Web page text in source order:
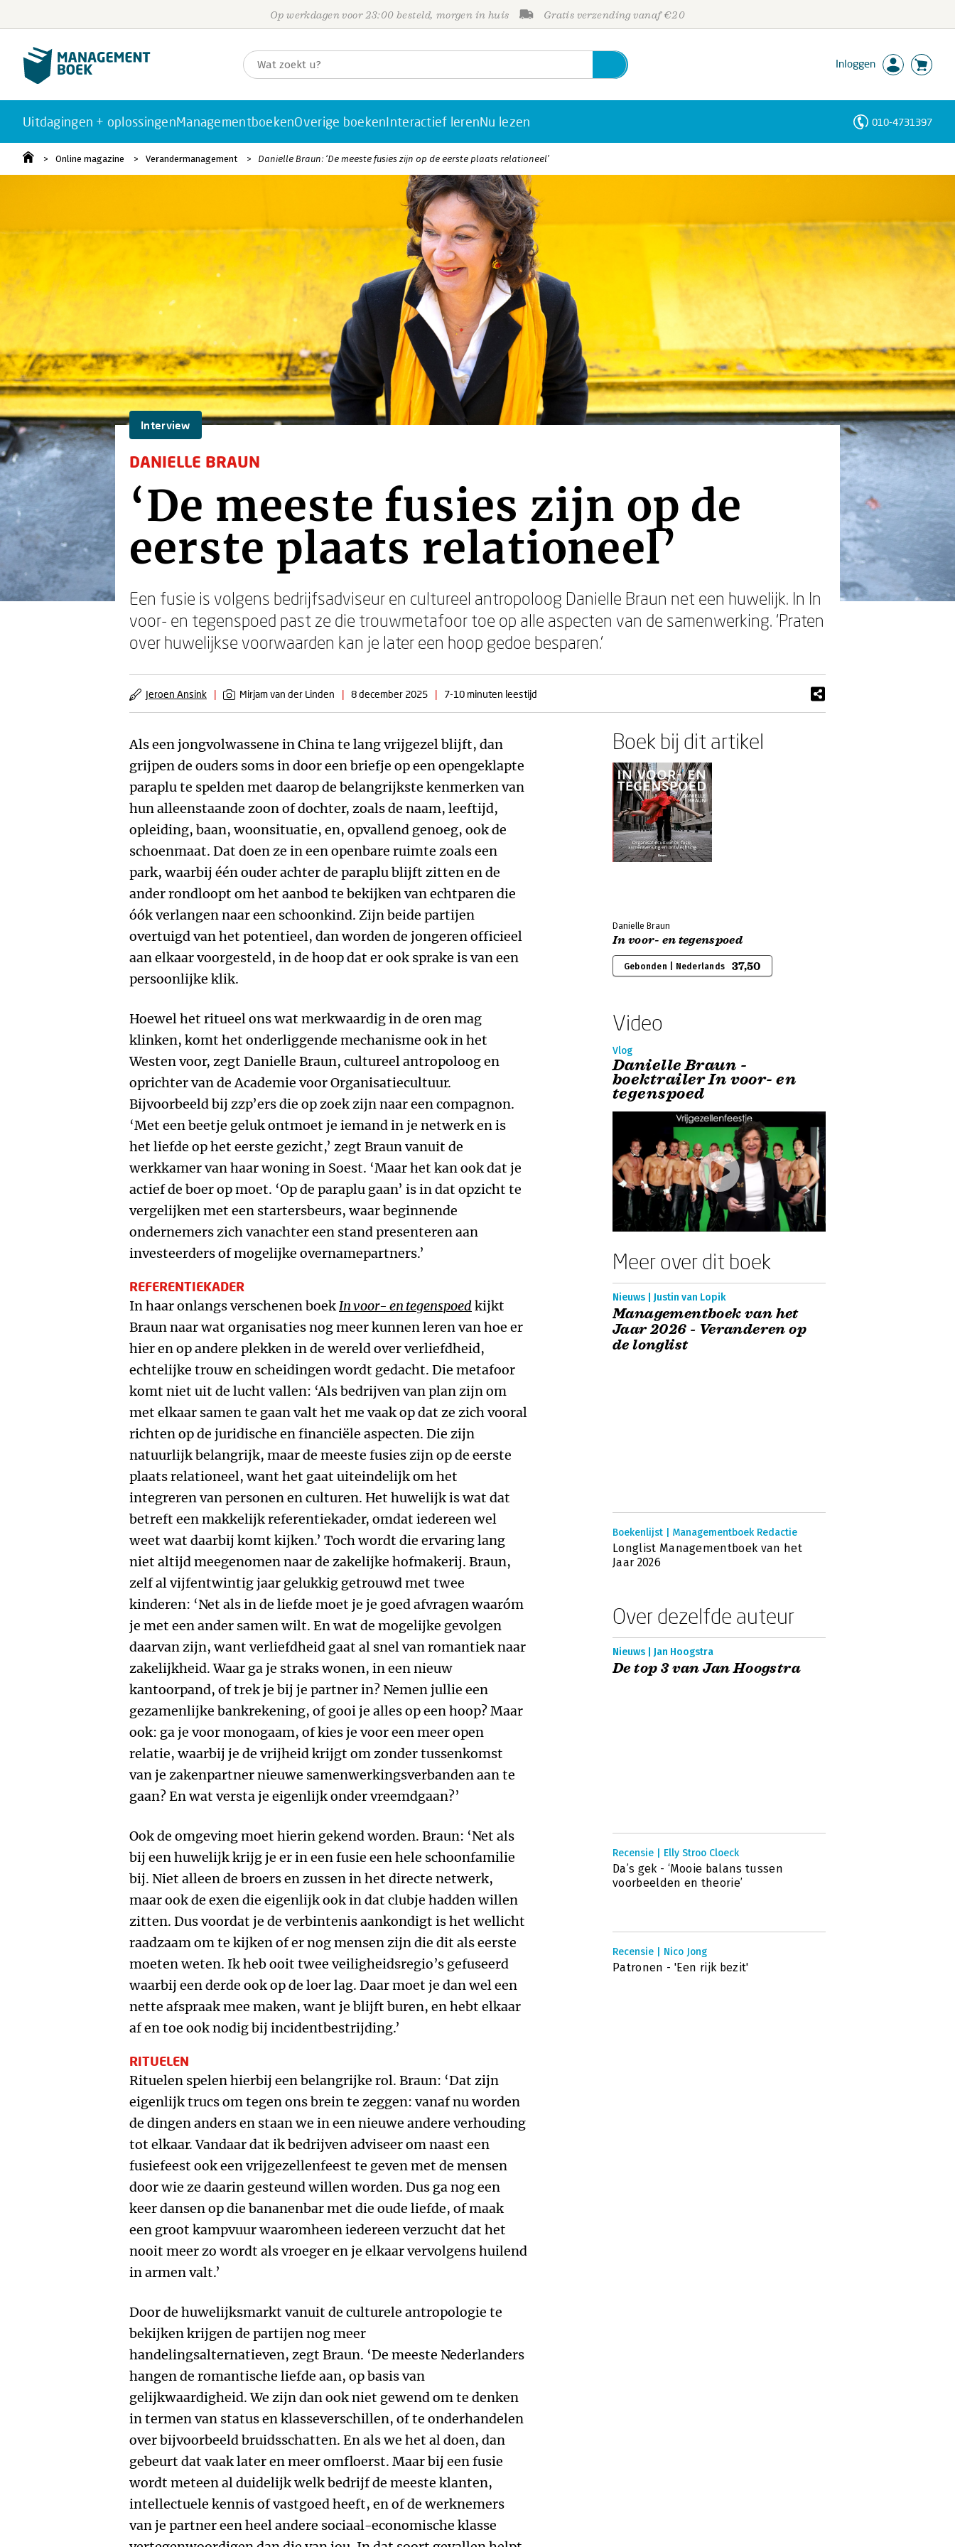
Op werkdagen voor 23:00 besteld, morgen in huis Gratis verzending vanaf €20
Inloggen
Uitdagingen + oplossingenManagementboekenOverige boekenInteractief lerenNu lezen 010-4731397
Online magazine Verandermanagement Danielle Braun: ‘De meeste fusies zijn op de eerste plaats relationeel’
Interview
DANIELLE BRAUN
‘De meeste fusies zijn op de
eerste plaats relationeel’
Een fusie is volgens bedrijfsadviseur en cultureel antropoloog Danielle Braun net een huwelijk. In In
voor- en tegenspoed past ze die trouwmetafoor toe op alle aspecten van de samenwerking. ‘Praten
over huwelijkse voorwaarden kan je later een hoop gedoe besparen.’
Jeroen Ansink | Mirjam van der Linden | 8 december 2025 | 7-10 minuten leestijd
Als een jongvolwassene in China te lang vrijgezel blijft, dan
grijpen de ouders soms in door een briefje op een opengeklapte
paraplu te spelden met daarop de belangrijkste kenmerken van
hun alleenstaande zoon of dochter, zoals de naam, leeftijd,
opleiding, baan, woonsituatie, en, opvallend genoeg, ook de
schoenmaat. Dat doen ze in een openbare ruimte zoals een
park, waarbij één ouder achter de paraplu blijft zitten en de
ander rondloopt om het aanbod te bekijken van echtparen die
óók verlangen naar een schoonkind. Zijn beide partijen
overtuigd van het potentieel, dan worden de jongeren officieel
aan elkaar voorgesteld, in de hoop dat er ook sprake is van een
persoonlijke klik.
Hoewel het ritueel ons wat merkwaardig in de oren mag
klinken, komt het onderliggende mechanisme ook in het
Westen voor, zegt Danielle Braun, cultureel antropoloog en
oprichter van de Academie voor Organisatiecultuur.
Bijvoorbeeld bij zzp’ers die op zoek zijn naar een compagnon.
‘Met een beetje geluk ontmoet je iemand in je netwerk en is
het liefde op het eerste gezicht,’ zegt Braun vanuit de
werkkamer van haar woning in Soest. ‘Maar het kan ook dat je
actief de boer op moet. ‘Op de paraplu gaan’ is in dat opzicht te
vergelijken met een startersbeurs, waar beginnende
ondernemers zich vanachter een stand presenteren aan
investeerders of mogelijke overnamepartners.’
REFERENTIEKADER
In haar onlangs verschenen boekIn voor- en tegenspoedkijkt
Braun naar wat organisaties nog meer kunnen leren van hoe er
hier en op andere plekken in de wereld over verliefdheid,
echtelijke trouw en scheidingen wordt gedacht. Die metafoor
komt niet uit de lucht vallen: ‘Als bedrijven van plan zijn om
met elkaar samen te gaan valt het me vaak op dat ze zich vooral
richten op de juridische en financiële aspecten. Die zijn
natuurlijk belangrijk, maar de meeste fusies zijn op de eerste
plaats relationeel, want het gaat uiteindelijk om het
integreren van personen en culturen. Het huwelijk is wat dat
betreft een makkelijk referentiekader, omdat iedereen wel
weet wat daarbij komt kijken.’ Toch wordt die ervaring lang
niet altijd meegenomen naar de zakelijke hofmakerij. Braun,
zelf al vijfentwintig jaar gelukkig getrouwd met twee
kinderen: ‘Net als in de liefde moet je je goed afvragen waaróm
je met een ander samen wilt. En wat de mogelijke gevolgen
daarvan zijn, want verliefdheid gaat al snel van romantiek naar
zakelijkheid. Waar ga je straks wonen, in een nieuw
kantoorpand, of trek je bij je partner in? Nemen jullie een
gezamenlijke bankrekening, of gooi je alles op een hoop? Maar
ook: ga je voor monogaam, of kies je voor een meer open
relatie, waarbij je de vrijheid krijgt om zonder tussenkomst
van je zakenpartner nieuwe samenwerkingsverbanden aan te
gaan? En wat versta je eigenlijk onder vreemdgaan?’
Ook de omgeving moet hierin gekend worden. Braun: ‘Net als
bij een huwelijk krijg je er in een fusie een hele schoonfamilie
bij. Niet alleen de broers en zussen in het directe netwerk,
maar ook de exen die eigenlijk ook in dat clubje hadden willen
zitten. Dus voordat je de verbintenis aankondigt is het wellicht
raadzaam om te kijken of er nog mensen zijn die dit als eerste
moeten weten. Ik heb ooit twee veiligheidsregio’s gefuseerd
waarbij een derde ook op de loer lag. Daar moet je dan wel een
nette afspraak mee maken, want je blijft buren, en hebt elkaar
af en toe ook nodig bij incidentbestrijding.’
RITUELEN
Rituelen spelen hierbij een belangrijke rol. Braun: ‘Dat zijn
eigenlijk trucs om tegen ons brein te zeggen: vanaf nu worden
de dingen anders en staan we in een nieuwe andere verhouding
tot elkaar. Vandaar dat ik bedrijven adviseer om naast een
fusiefeest ook een vrijgezellenfeest te geven met de mensen
door wie ze daarin gesteund willen worden. Dus ga nog een
keer dansen op die bananenbar met die oude liefde, of maak
een groot kampvuur waaromheen iedereen verzucht dat het
nooit meer zo wordt als vroeger en je elkaar vervolgens huilend
in armen valt.’
Door de huwelijksmarkt vanuit de culturele antropologie te
bekijken krijgen de partijen nog meer
handelingsalternatieven, zegt Braun. ‘De meeste Nederlanders
hangen de romantische liefde aan, op basis van
gelijkwaardigheid. We zijn dan ook niet gewend om te denken
in termen van status en klasseverschillen, of te onderhandelen
over bijvoorbeeld bruidsschatten. En als we het al doen, dan
gebeurt dat vaak later en meer omfloerst. Maar bij een fusie
wordt meteen al duidelijk welk bedrijf de meeste klanten,
intellectuele kennis of vastgoed heeft, en of de werknemers
van je partner een heel andere sociaal-economische klasse
Boek bij dit artikel
Danielle Braun
In voor- en tegenspoed
Gebonden | Nederlands 37,50
Video
Vlog
Danielle Braun -
boektrailer In voor- en
tegenspoed
Meer over dit boek
Nieuws | Justin van Lopik
Managementboek van het
Jaar 2026 - Veranderen op
de longlist
Boekenlijst | Managementboek Redactie
Longlist Managementboek van het
Jaar 2026
Over dezelfde auteur
Nieuws | Jan Hoogstra
De top 3 van Jan Hoogstra
Recensie | Elly Stroo Cloeck
Da’s gek - ‘Mooie balans tussen
voorbeelden en theorie’
Recensie | Nico Jong
Patronen - 'Een rijk bezit'
Personen